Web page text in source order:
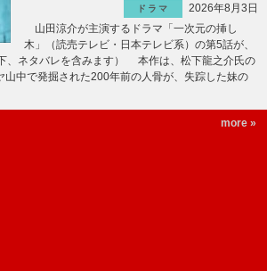
ドラマ
2026年8月3日
山田涼介が主演するドラマ「一次元の挿し
木」（読売テレビ・日本テレビ系）の第5話が、
、ネタバレを含みます） 本作は、松下龍之介氏の
山中で発掘された200年前の人骨が、失踪した妹の
more »